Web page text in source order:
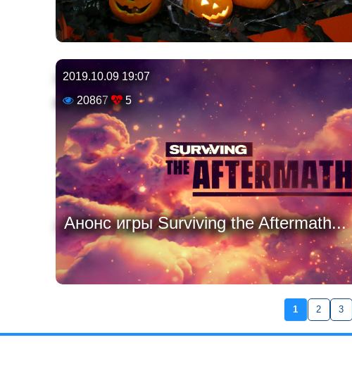
2019.10.09 19:07
20867
5
Анонс игры Surviving the Aftermath...
1 2 3